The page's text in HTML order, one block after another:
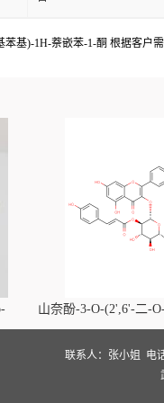
基)-1H-萘嵌苯-1-酮 根据客户
山奈酚-3-O-(2',6'-二-
beta-D-吡喃葡萄糖苷
(2',6'-di-O-trans-p-
glucopyranoside对照
联系人：张小姐 电